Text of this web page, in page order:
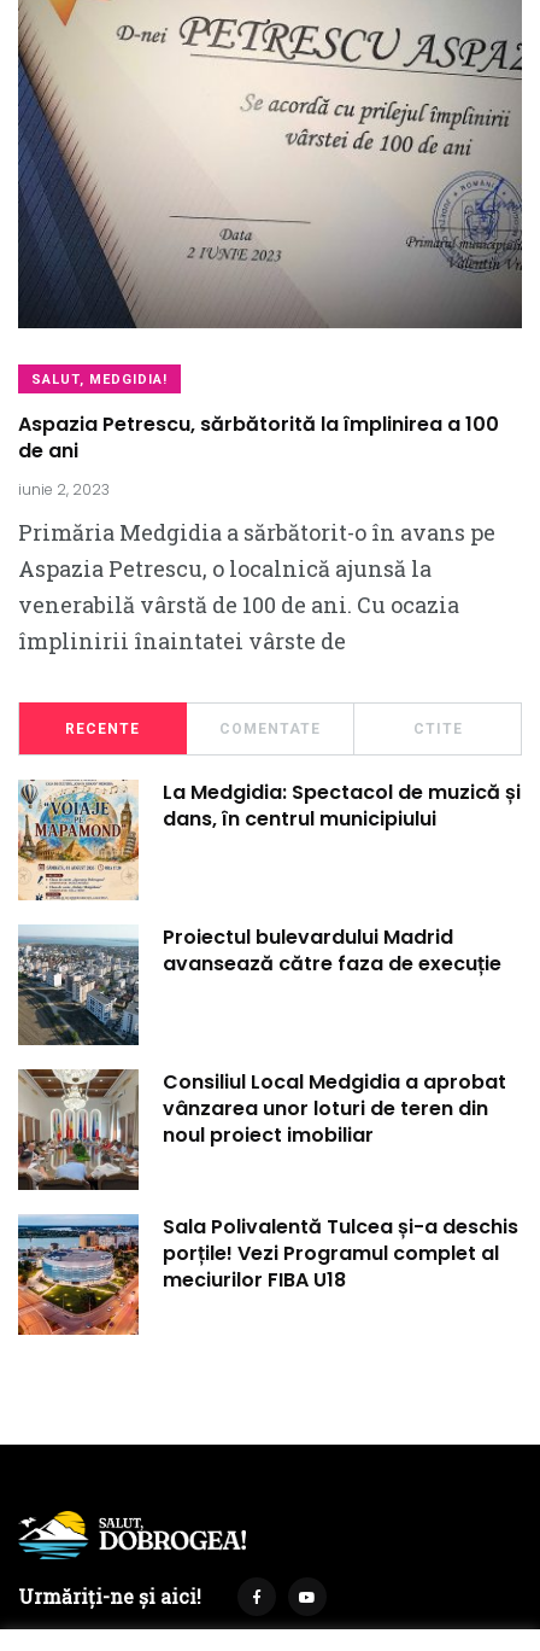
SALUT, MEDGIDIA!
Aspazia Petrescu, sărbătorită la împlinirea a 100
de ani
iunie 2, 2023
Primăria Medgidia a sărbătorit-o în avans pe
Aspazia Petrescu, o localnică ajunsă la
venerabilă vârstă de 100 de ani. Cu ocazia
împlinirii înaintatei vârste de
RECENTE COMENTATE CTITE
La Medgidia: Spectacol de muzică și
dans, în centrul municipiului
Proiectul bulevardului Madrid
avansează către faza de execuție
Consiliul Local Medgidia a aprobat
vânzarea unor loturi de teren din
noul proiect imobiliar
Sala Polivalentă Tulcea și-a deschis
porțile! Vezi Programul complet al
meciurilor FIBA U18
Urmăriți-ne și aici!